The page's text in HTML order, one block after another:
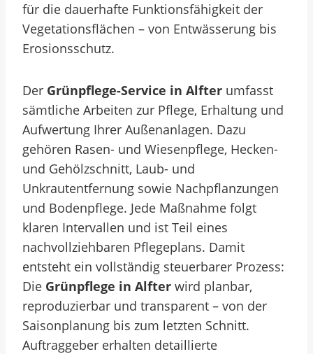
für die dauerhafte Funktionsfähigkeit der
Vegetationsflächen – von Entwässerung bis
Erosionsschutz.
Der Grünpflege-Service in Alfter umfasst
sämtliche Arbeiten zur Pflege, Erhaltung und
Aufwertung Ihrer Außenanlagen. Dazu
gehören Rasen- und Wiesenpflege, Hecken-
und Gehölzschnitt, Laub- und
Unkrautentfernung sowie Nachpflanzungen
und Bodenpflege. Jede Maßnahme folgt
klaren Intervallen und ist Teil eines
nachvollziehbaren Pflegeplans. Damit
entsteht ein vollständig steuerbarer Prozess:
Die Grünpflege in Alfter wird planbar,
reproduzierbar und transparent – von der
Saisonplanung bis zum letzten Schnitt.
Auftraggeber erhalten detaillierte